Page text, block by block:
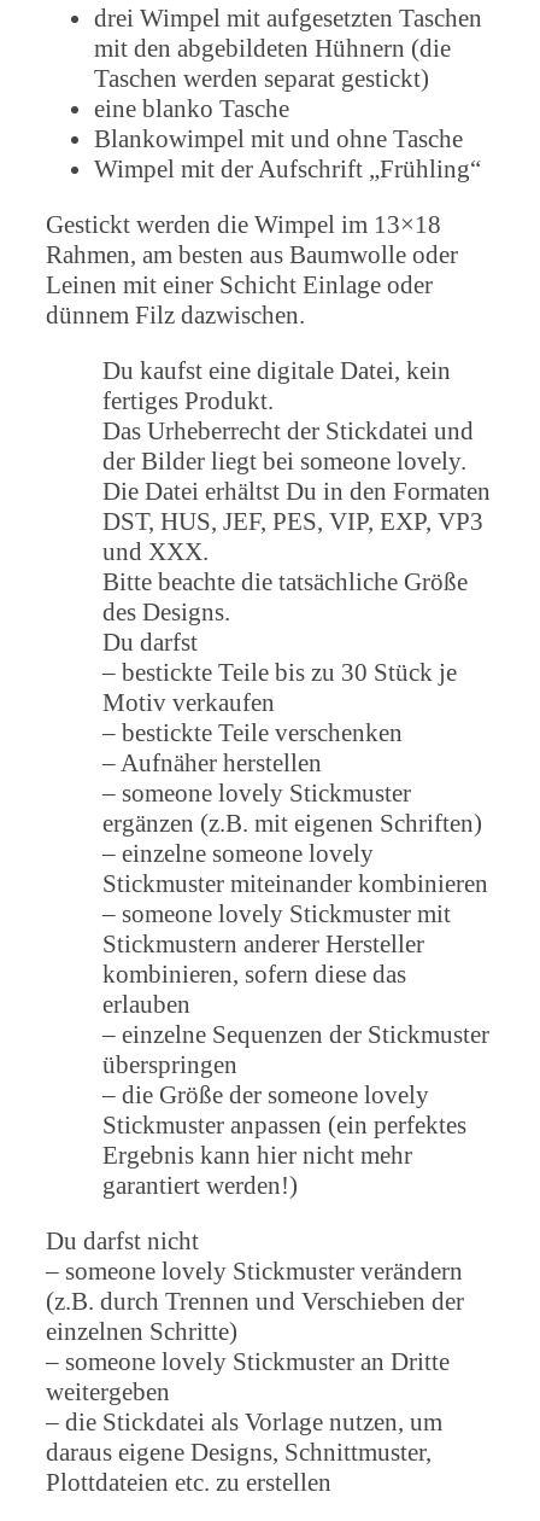
drei Wimpel mit aufgesetzten Taschen
mit den abgebildeten Hühnern (die
Taschen werden separat gestickt)
eine blanko Tasche
Blankowimpel mit und ohne Tasche
Wimpel mit der Aufschrift „Frühling“
Gestickt werden die Wimpel im 13×18
Rahmen, am besten aus Baumwolle oder
Leinen mit einer Schicht Einlage oder
dünnem Filz dazwischen.
Du kaufst eine digitale Datei, kein
fertiges Produkt.
Das Urheberrecht der Stickdatei und
der Bilder liegt bei someone lovely.
Die Datei erhältst Du in den Formaten
DST, HUS, JEF, PES, VIP, EXP, VP3
und XXX.
Bitte beachte die tatsächliche Größe
des Designs.
Du darfst
– bestickte Teile bis zu 30 Stück je
Motiv verkaufen
– bestickte Teile verschenken
– Aufnäher herstellen
– someone lovely Stickmuster
ergänzen (z.B. mit eigenen Schriften)
– einzelne someone lovely
Stickmuster miteinander kombinieren
– someone lovely Stickmuster mit
Stickmustern anderer Hersteller
kombinieren, sofern diese das
erlauben
– einzelne Sequenzen der Stickmuster
überspringen
– die Größe der someone lovely
Stickmuster anpassen (ein perfektes
Ergebnis kann hier nicht mehr
garantiert werden!)
Du darfst nicht
– someone lovely Stickmuster verändern
(z.B. durch Trennen und Verschieben der
einzelnen Schritte)
– someone lovely Stickmuster an Dritte
weitergeben
– die Stickdatei als Vorlage nutzen, um
daraus eigene Designs, Schnittmuster,
Plottdateien etc. zu erstellen